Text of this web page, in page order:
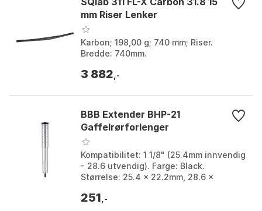
mm Riser Lenker
Karbon; 198,00 g; 740 mm; Riser.
Bredde: 740mm.
3 882 ,-
BBB Extender BHP-21
Gaffelrørforlenger
Kompatibilitet: 1 1/8" (25.4mm innvendig
- 28.6 utvendig). Farge: Black.
Størrelse: 25.4 x 22.2mm, 28.6 x
251 ,-